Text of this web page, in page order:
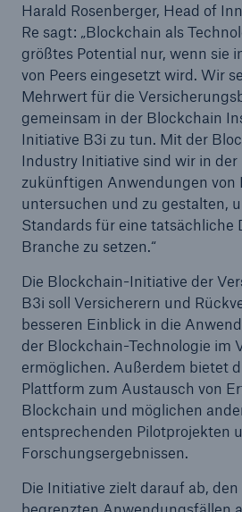
Harald Rosenberger, Head of
Re sagt: „Blockchain als
größtes Potential nur, wenn sie
von Peers eingesetzt wird. Wir
Mehrwert für die
gemeinsam in der Blockchain
Initiative B3i zu tun. Mit der
Industry Initiative sind wir in der
zukünftigen Anwendungen von
untersuchen und zu gestalten,
Standards für eine tatsächliche
Branche zu setzen.“
Die Blockchain-Initiative der
B3i soll Versicherern und
besseren Einblick in die
der Blockchain-Technologie im
ermöglichen. Außerdem bietet
Plattform zum Austausch von
Blockchain und möglichen
entsprechenden Pilotprojekten
Forschungsergebnissen.
Die Initiative zielt darauf ab,
Lösungen
Sachdeckung durch einen
Rückversicherungspartner
Fakten
CLARA reduziert die
Leistungsentscheidung in
Versicherung bis zu